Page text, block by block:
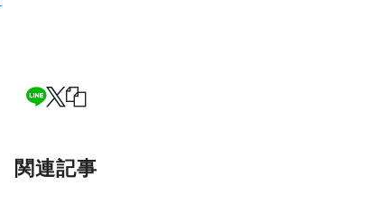
関連記事